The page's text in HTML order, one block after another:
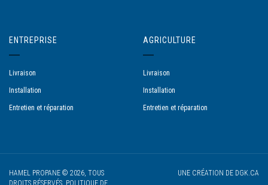
ENTREPRISE
Livraison
Installation
Entretien et réparation
AGRICULTURE
Livraison
Installation
Entretien et réparation
HAMEL PROPANE © 2026, TOUS
DROITS RÉSERVÉS. POLITIQUE DE
UNE CRÉATION DE DGK.CA